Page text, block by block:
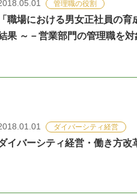
管理職の役割
「職場における男女正社員の
果 ～－営業部門の管理職を対
ダイバーシティ経営
イバーシティ経営・働き方改